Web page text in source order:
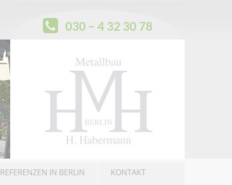
030 − 4 32 30 78
REFERENZEN IN BERLIN KONTAKT